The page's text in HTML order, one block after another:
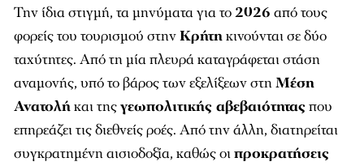
Την ίδια στιγμή, τα μηνύματα για το2026 από τους
φορείς του τουρισμού στηνΚρήτηκινούνται σε δύο
ταχύτητες. Από τη μία πλευρά καταγράφεται στάση
αναμονής, υπό το βάρος των εξελίξεων στηΜέση
Ανατολήκαι τηςγεωπολιτικής αβεβαιότηταςπου
επηρεάζει τις διεθνείς ροές. Από την άλλη, διατηρείται
συγκρατημένη αισιοδοξία, καθώς οιπροκρατήσεις